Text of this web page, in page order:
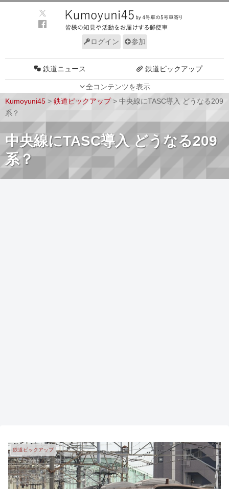
ログイン 参加
全コンテンツを表示
鉄道ニュース 鉄道ピックアップ
Kumoyuni45 > 鉄道ピックアップ> 中央線にTASC導入 どうなる209
系？
中央線にTASC導入 どうなる209
系？
鉄道ピックアップ